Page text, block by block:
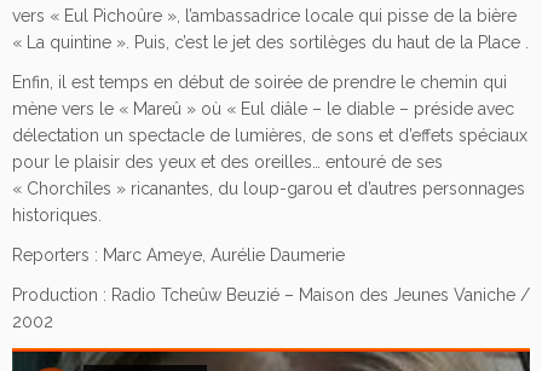
vers « Eul Pichoûre », l’ambassadrice locale qui pisse de la bière
« La quintine ». Puis, c’est le jet des sortilèges du haut de la Place .
Enfin, il est temps en début de soirée de prendre le chemin qui
mène vers le « Mareû » où « Eul diâle – le diable – préside avec
délectation un spectacle de lumières, de sons et d’effets spéciaux
pour le plaisir des yeux et des oreilles… entouré de ses
« Chorchîles » ricanantes, du loup-garou et d’autres personnages
historiques.
Reporters : Marc Ameye, Aurélie Daumerie
Production : Radio Tcheûw Beuzié – Maison des Jeunes Vaniche /
2002